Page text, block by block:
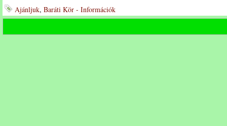
Ajánljuk, Baráti Kör - Információk